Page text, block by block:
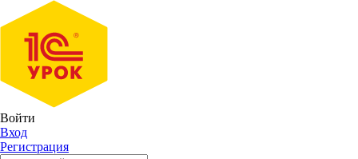
Войти
Вход
Регистрация